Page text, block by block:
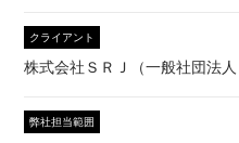
クライアント
株式会社ＳＲＪ（一般社団法人
弊社担当範囲